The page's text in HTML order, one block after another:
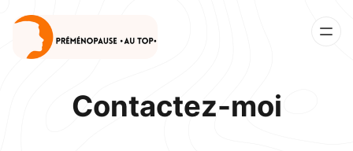
Contactez-moi